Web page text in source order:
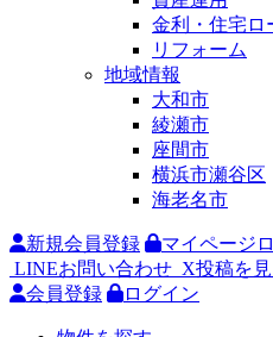
金利・住宅ロ
リフォーム
地域情報
大和市
綾瀬市
座間市
横浜市瀬谷区
海老名市
新規会員登録
マイページ
LINEお問い合わせ X投稿を
会員登録
ログイン